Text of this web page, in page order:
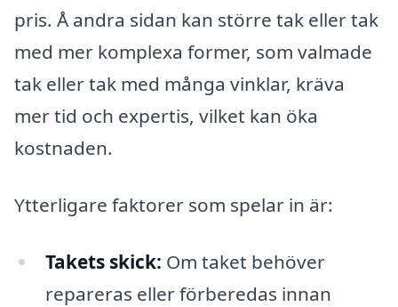
pris. Å andra sidan kan större tak eller tak
med mer komplexa former, som valmade
tak eller tak med många vinklar, kräva
mer tid och expertis, vilket kan öka
kostnaden.
Ytterligare faktorer som spelar in är:
Takets skick: Om taket behöver
repareras eller förberedas innan